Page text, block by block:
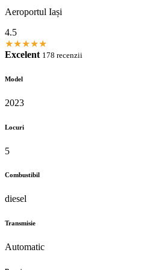
Aeroportul Iași
4.5
★★★★★
Excelent 178 recenzii
Model
2023
Locuri
5
Combustibil
diesel
Transmisie
Automatic